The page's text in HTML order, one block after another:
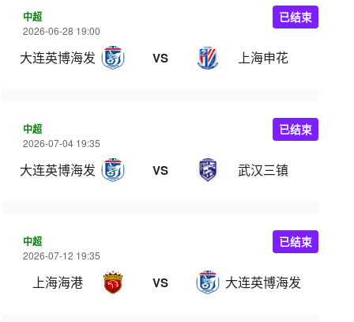
中超
2026-06-28 19:00
大连英博海发 VS 上海申花
已结束
中超
2026-07-04 19:35
大连英博海发 VS 武汉三镇
已结束
中超
2026-07-12 19:35
上海海港 VS 大连英博海发
已结束